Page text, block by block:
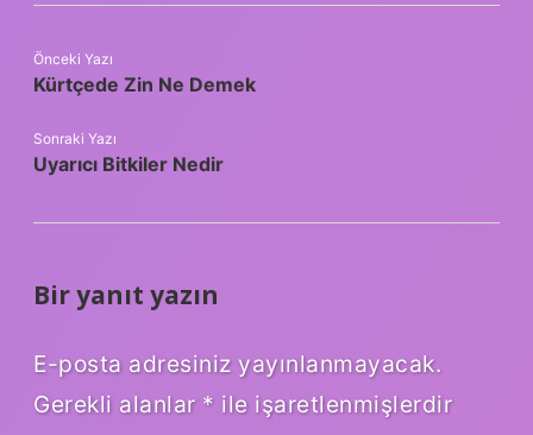
Önceki Yazı
Kürtçede Zin Ne Demek
Sonraki Yazı
Uyarıcı Bitkiler Nedir
Bir yanıt yazın
E-posta adresiniz yayınlanmayacak.
Gerekli alanlar * ile işaretlenmişlerdir